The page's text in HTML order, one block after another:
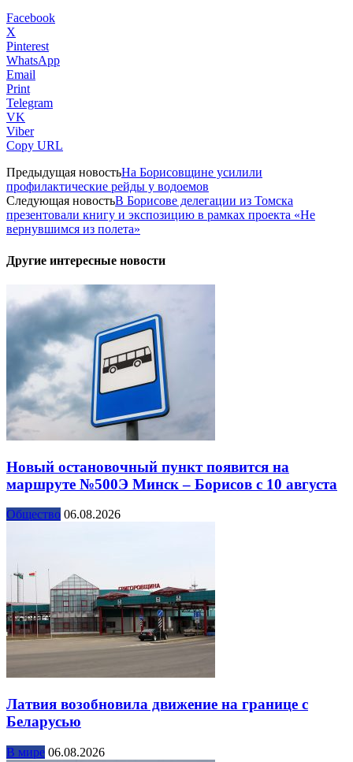
Facebook
X
Pinterest
WhatsApp
Email
Print
Telegram
VK
Viber
Copy URL
Предыдущая новостьНа Борисовщине усилили
профилактические рейды у водоемов
Следующая новостьВ Борисове делегации из Томска
презентовали книгу и экспозицию в рамках проекта «Не
вернувшимся из полета»
Другие интересные новости
Новый остановочный пункт появится на
маршруте №500Э Минск – Борисов с 10 августа
Общество 06.08.2026
Латвия возобновила движение на границе с
Беларусью
В мире 06.08.2026